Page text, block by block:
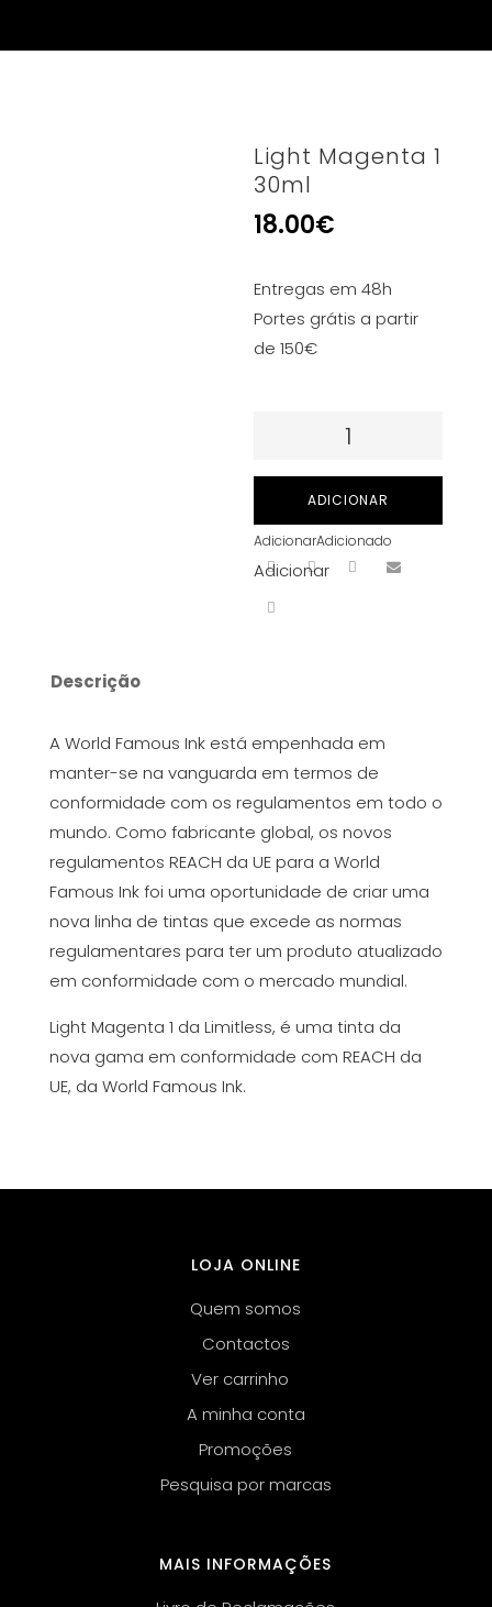
Light Magenta 1
30ml
18.00€
Entregas em 48h
Portes grátis a partir
de 150€
Quantidade
1
30ml
ADICIONAR
AdicionarAdicionado
Adicionar
Descrição
A World Famous Ink está empenhada em
manter-se na vanguarda em termos de
conformidade com os regulamentos em todo o
mundo. Como fabricante global, os novos
regulamentos REACH da UE para a World
Famous Ink foi uma oportunidade de criar uma
nova linha de tintas que excede as normas
regulamentares para ter um produto atualizado
em conformidade com o mercado mundial.
Light Magenta 1 da Limitless, é uma tinta da
nova gama em conformidade com REACH da
UE, da World Famous Ink.
LOJA ONLINE
Quem somos
Contactos
Ver carrinho
A minha conta
Promoções
Pesquisa por marcas
MAIS INFORMAÇÕES